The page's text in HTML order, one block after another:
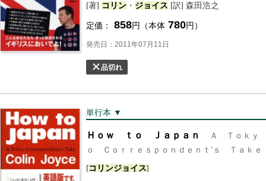
[著] コリン ・ ジョイス [訳] 森田浩之
定価： 858円（本体 780円）
発売日：2011年07月11日
品切れ
単行本 ▼
Ｈｏｗ ｔｏ Ｊａｐａｎ
Ａ Ｔｏｋｙ
ｏ Ｃｏｒｒｅｓｐｏｎｄｅｎｔ’ｓ Ｔａｋｅ
[コリンジョイス]